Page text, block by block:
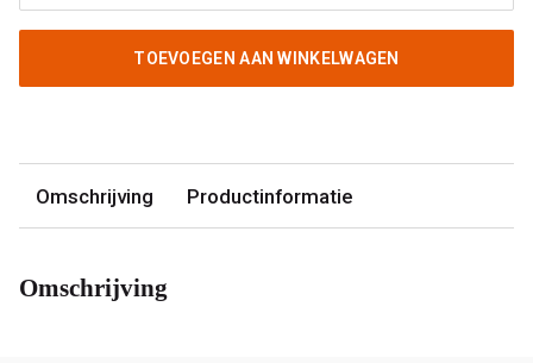
TOEVOEGEN AAN WINKELWAGEN
Omschrijving Productinformatie
Omschrijving